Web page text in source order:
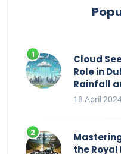
Cloud
Role in
Rainfall
18 April
the Royal